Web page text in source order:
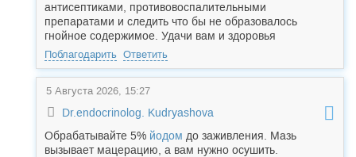
антисептиками, противовоспалительными
препаратами и следить что бы не образовалось
гнойное содержимое. Удачи вам и здоровья
Поблагодарить Ответить
5 Августа 2026, 15:27
Dr.endocrinolog. Kudryashova
Обрабатывайте 5% йодом до заживления. Мазь
вызывает мацерацию, а вам нужно осушить.